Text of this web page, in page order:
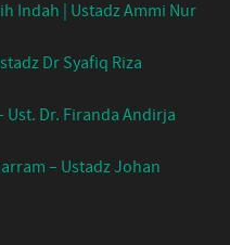
Indah | Ustadz Ammi Nur
Dr Syafiq Riza
Ust. Dr. Firanda Andirja
– Ustadz Johan